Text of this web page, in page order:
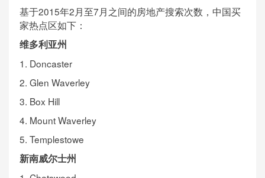
基于2015年2月至7月之间的房地产搜索次数，中国买
家热点区如下：
维多利亚州
1. Doncaster
2. Glen Waverley
3. Box Hill
4. Mount Waverley
5. Templestowe
新南威尔士州